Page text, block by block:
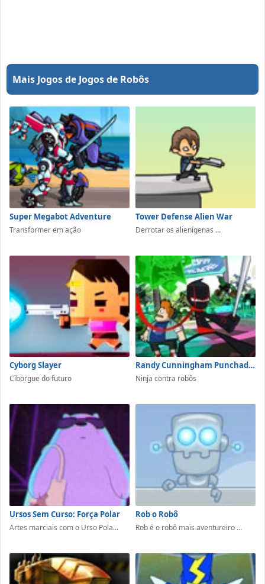
Mais Jogos de Jogos de Robôs
Super Megabot Adventure
Transformer em ação
Tower Defense Alien War
Derrotar os alienígenas ...
Cyborg Slayer
Ciborgue do futuro
Randy Cunningham Punchademic
Ninja contra robôs
Ursos Sem Curso: Força Polar
Artes marciais com o Urso Pola...
Rob o Robô
Rob é o robô mais aventureiro ...